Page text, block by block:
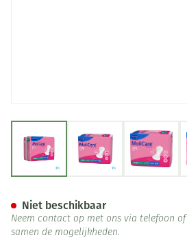
View larger image
View
Niet beschikbaar
Neem contact op met ons via telefoon
samen de mogelijkheden.